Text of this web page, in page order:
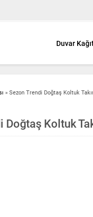
Duvar
» Sezon Trendi Doğtaş Koltuk
Doğtaş Koltuk